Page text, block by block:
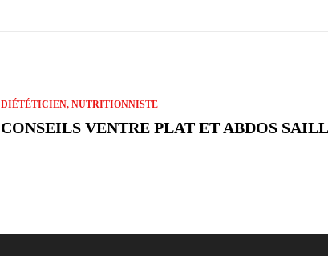
DIÉTÉTICIEN, NUTRITIONNISTE
CONSEILS VENTRE PLAT ET ABDOS